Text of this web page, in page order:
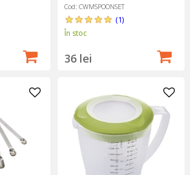
Cod: CWMSPOONSET
(1)
În stoc
36 lei